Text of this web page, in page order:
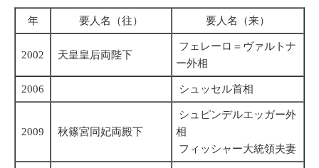
年 要人名（往） 要人名（来）
2002 天皇皇后両陛下
フェレーロ＝ヴァルトナ
ー外相
2006 シュッセル首相
2009 秋篠宮同妃両殿下
シュピンデルエッガー外
相
フィッシャー大統領夫妻